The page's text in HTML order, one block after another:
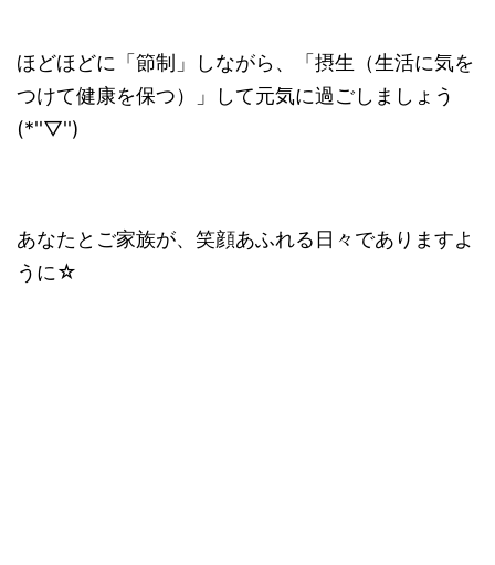
ほどほどに「節制」しながら、「摂生（生活に気を
つけて健康を保つ）」して元気に過ごしましょう
(*''▽'')
あなたとご家族が、笑顔あふれる日々でありますよ
うに☆